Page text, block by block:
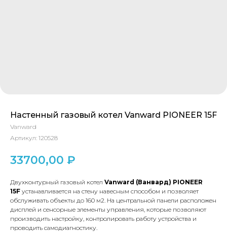
Настенный газовый котел Vanward PIONEER 15F
Vanward
Артикул: 120528
33700,00 ₽
Двухконтурный газовый котел Vanward (Ванвард) PIONEER
15F устанавливается на стену навесным способом и позволяет
обслуживать объекты до 160 м2. На центральной панели расположен
дисплей и сенсорные элементы управления, которые позволяют
производить настройку, контролировать работу устройства и
проводить самодиагностику.